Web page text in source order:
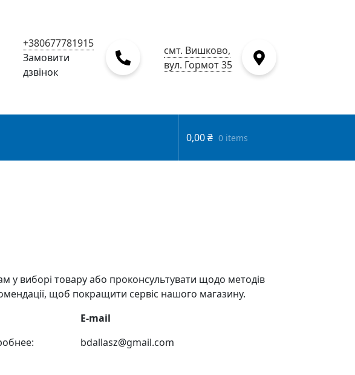
+380677781915
Замовити
дзвінок
смт. Вишково,
вул. Гормот 35
0,00₴ 0 items
у виборі товару або проконсультувати щодо методів
щоб покращити сервіс нашого магазину.
E-mail
bdallasz@gmail.com